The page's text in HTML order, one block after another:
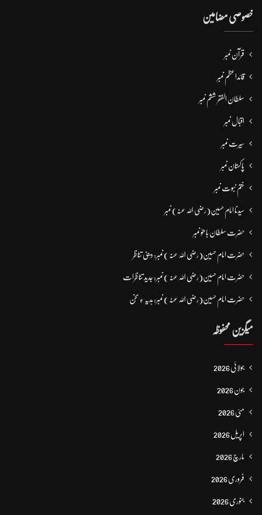
خصوصی مضامین
قرآن نمبر
قائداعظم نمبر
سلطان الفقر ششم نمبر
اقبال نمبر
سیرت نمبر
پاکستان نمبر
ختم نبوت نمبر
سیدنا امام حسین(رضی اللہ عنہ) نمبر
حضرت سلطان باھوؒ نمبر
حضرت امام حسین(رضی اللہ عنہ ) نمبر: دینی تناظر
حضرت امام حسین(رضی اللہ عنہ ) نمبر: جدید تناظرات
حضرت امام حسین(رضی اللہ عنہ ) نمبر: ہدیہ ءِ سُخن
میگزین محفوظہ
جولائی 2026
جون 2026
مئی 2026
اپریل 2026
مارچ 2026
فروری 2026
جنوری 2026